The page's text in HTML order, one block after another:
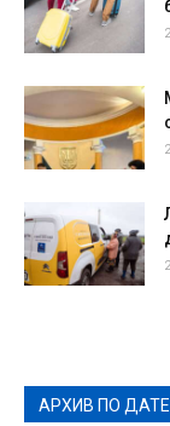
АРХИВ ПО ДАТЕ